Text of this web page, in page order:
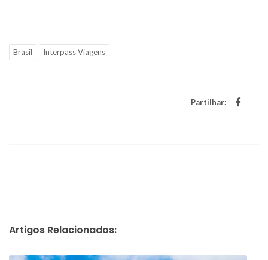
Brasil Interpass Viagens
Partilhar:
Artigos Relacionados: